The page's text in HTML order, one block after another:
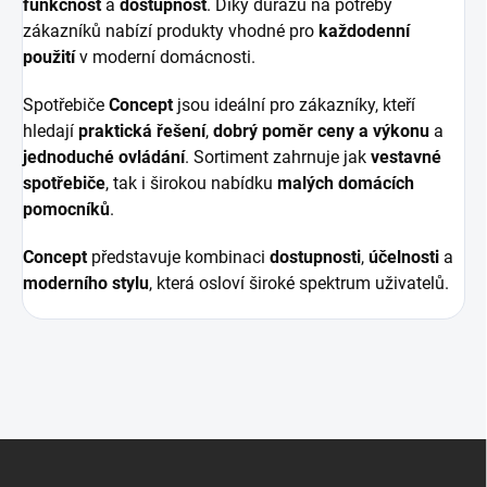
funkčnosta dostupnost. Díky důrazu na potřeby
zákazníků nabízí produkty vhodné pro každodenní
použitív moderní domácnosti.
Spotřebiče Conceptjsou ideální pro zákazníky, kteří
hledají praktická řešení, dobrý poměr ceny a výkonu a
jednoduché ovládání. Sortiment zahrnuje jak vestavné
spotřebiče, tak i širokou nabídku malých domácích
pomocníků.
Conceptpředstavuje kombinaci dostupnosti, účelnosti a
moderního stylu, která osloví široké spektrum uživatelů.